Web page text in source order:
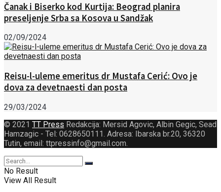
Čanak i Biserko kod Kurtija: Beograd planira
preseljenje Srba sa Kosova u Sandžak
02/09/2024
Reisu-l-uleme emeritus dr Mustafa Cerić: Ovo je
dova za devetnaesti dan posta
29/03/2024
© 2021 TT Press Redakcija: Mersid Agovic, Albin Gegic, Sead
Hamzagic - Tel: 0628650111. Adresa: Ibarska br.20, 36320
Tutin, email: ttpressinfo@gmail.com.
No Result
View All Result